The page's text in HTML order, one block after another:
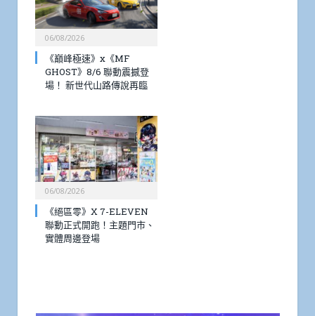
06/08/2026
《巔峰極速》x《MF
GHOST》8/6 聯動震撼登
場！ 新世代山路傳說再臨
06/08/2026
《絕區零》X 7-ELEVEN
聯動正式開跑！主題門市、
實體周邊登場